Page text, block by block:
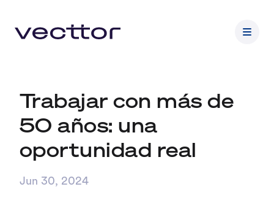
Trabajar con más de
50 años: una
oportunidad real
Jun 30, 2024